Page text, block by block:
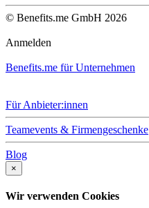
© Benefits.me GmbH 2026
Anmelden
Benefits.me für Unternehmen
Für Anbieter:innen
Teamevents & Firmengeschenke
Blog
×
Wir verwenden Cookies